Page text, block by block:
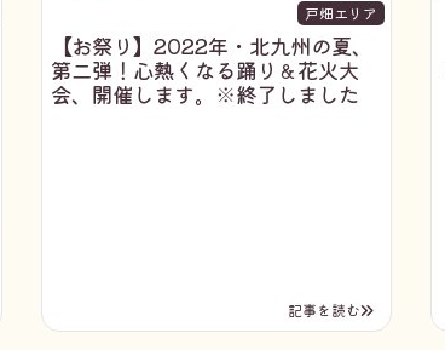
戸畑エリア
【お祭り】2022年・北九州の夏、
第二弾！心熱くなる踊り＆花火大
会、開催します。※終了しました
記事を読む